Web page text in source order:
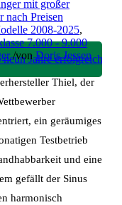
Jahre erfolgreich!
mit großer
nach Preisen
2008-2025,
7.000 - 9.000
/vonDoris Jessen
Thiel, der
ein geräumiges
Testbetrieb
und eine
gefällt der Sinus
harmonisch